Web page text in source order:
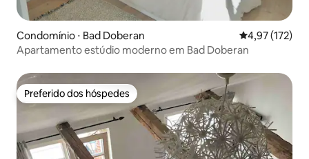
Condomínio ⋅ Bad Doberan 4,97 de uma
4,97 (172)
Apartamento estúdio moderno em Bad Doberan
Preferido dos hóspedes
Preferido dos hóspedes